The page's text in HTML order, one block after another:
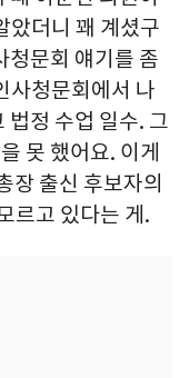
았더니 꽤 계셨구
청문회 얘기를 좀
사청문회에서 나
법정 수업 일수. 그
못 했어요. 이게
장 출신 후보자의
르고 있다는 게.